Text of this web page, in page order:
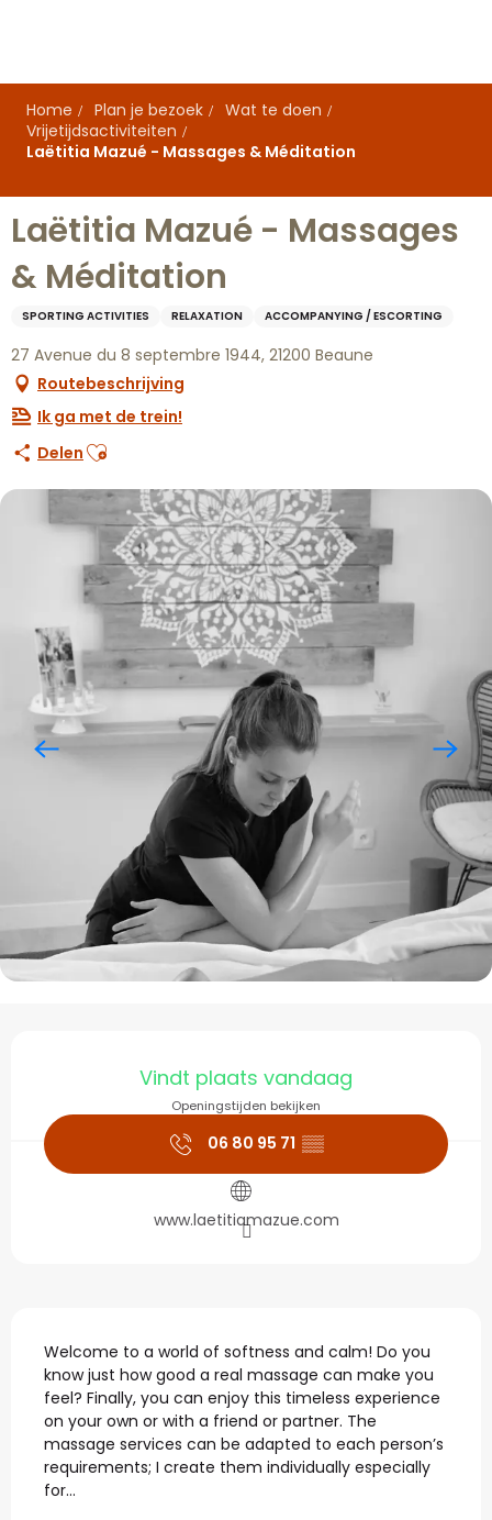
principal
Home
Plan je bezoek
Wat te doen
Vrijetijdsactiviteiten
Laëtitia Mazué - Massages & Méditation
Laëtitia Mazué - Massages
& Méditation
SPORTING ACTIVITIES RELAXATION ACCOMPANYING / ESCORTING
27 Avenue du 8 septembre 1944, 21200 Beaune
Routebeschrijving
Ik ga met de trein!
Delen Ajouter aux favoris
Openingstijden en
Vindt plaats vandaag
Openingstijden bekijken
06 80 95 71 ▒▒
www.laetitiamazue.com
Beschrijving
Welcome to a world of softness and calm! Do you
know just how good a real massage can make you
feel? Finally, you can enjoy this timeless experience
on your own or with a friend or partner. The
massage services can be adapted to each person’s
requirements; I create them individually especially
for...